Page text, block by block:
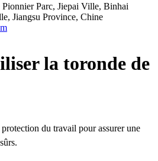
Parc, Jiepai Ville, Binhai
Jiangsu Province, Chine
la toronde de
du travail pour assurer une